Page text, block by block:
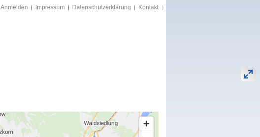
Anmelden | Impressum | Datenschutzerklärung | Kontakt |